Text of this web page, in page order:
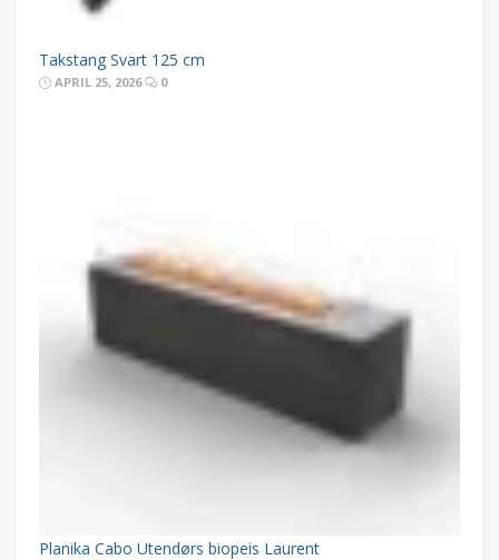
Takstang Svart 125 cm
APRIL 25, 2026 0
Planika Cabo Utendørs biopeis Laurent